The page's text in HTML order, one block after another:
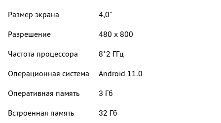
Размер экрана
4,0"
Разрешение
480 x 800
Частота процессора
8*2 ГГц
Операционная система
Android 11.0
Оперативная память
3 Гб
Встроенная память
32 Гб